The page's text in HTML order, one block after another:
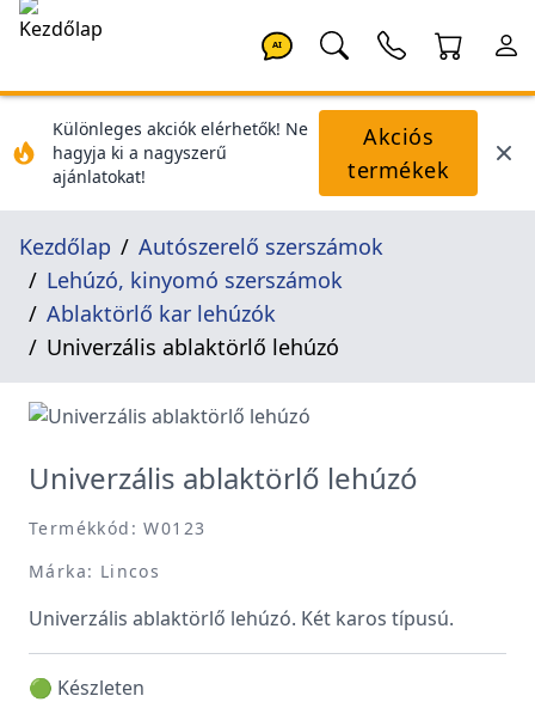
AI
Különleges akciók elérhetők! Ne
hagyja ki a nagyszerű
ajánlatokat!
Akciós
termékek
Kezdőlap
Autószerelő szerszámok
Lehúzó, kinyomó szerszámok
Ablaktörlő kar lehúzók
Univerzális ablaktörlő lehúzó
Univerzális ablaktörlő lehúzó
Termékkód: W0123
Márka: Lincos
Univerzális ablaktörlő lehúzó. Két karos típusú.
🟢 Készleten